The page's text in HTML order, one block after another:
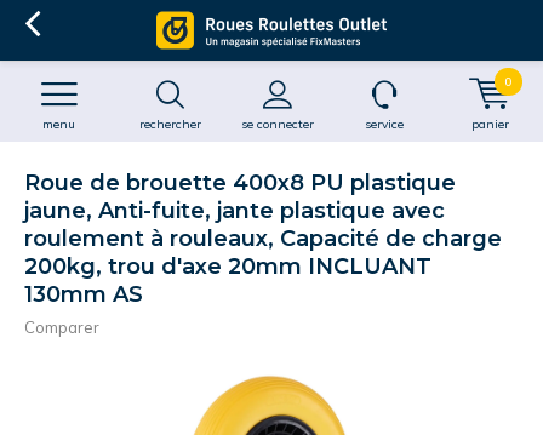
rechercher se connecter
menu service panier
0
Roue de brouette 400x8 PU plastique
jaune, Anti-fuite, jante plastique avec
roulement à rouleaux, Capacité de charge
200kg, trou d'axe 20mm INCLUANT
130mm AS
Comparer